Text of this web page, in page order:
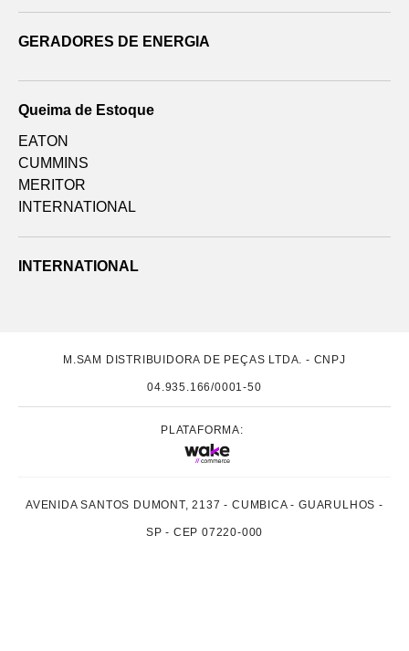
GERADORES DE ENERGIA
Queima de Estoque
EATON
CUMMINS
MERITOR
INTERNATIONAL
INTERNATIONAL
M.SAM DISTRIBUIDORA DE PEÇAS LTDA. - CNPJ
04.935.166/0001-50
PLATAFORMA:
AVENIDA SANTOS DUMONT, 2137 - CUMBICA - GUARULHOS -
SP - CEP 07220-000